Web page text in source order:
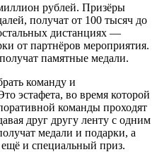
рублей. Призёры
получат от 100 тысяч до
дистанциях —
от партнёров мероприятия.
памятные медали.
команду и
эстафета, во время которой
команды проходят
друг другу ленту с одним
медали и подарки, а
и специальный приз.